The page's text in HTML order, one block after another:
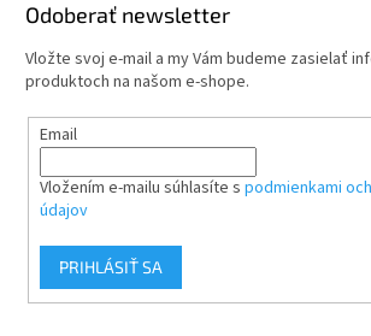
Odoberať newsletter
Vložte svoj e-mail a my Vám budeme zasielať
produktoch na našom e-shope.
Email
Vložením e-mailu súhlasíte s podmienkami
údajov
PRIHLÁSIŤ SA